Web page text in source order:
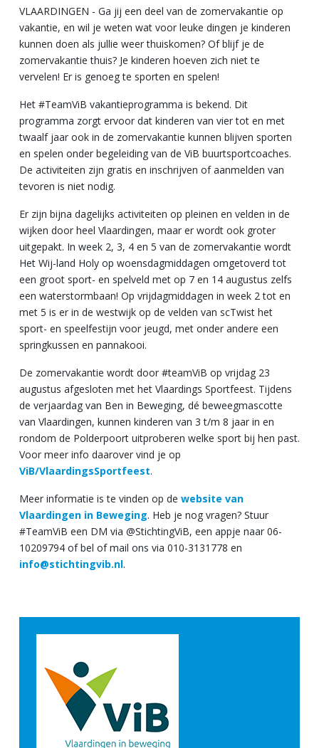
VLAARDINGEN - Ga jij een deel van de zomervakantie op
vakantie, en wil je weten wat voor leuke dingen je kinderen
kunnen doen als jullie weer thuiskomen? Of blijf je de
zomervakantie thuis? Je kinderen hoeven zich niet te
vervelen! Er is genoeg te sporten en spelen!
Het #TeamViB vakantieprogramma is bekend. Dit
programma zorgt ervoor dat kinderen van vier tot en met
twaalf jaar ook in de zomervakantie kunnen blijven sporten
en spelen onder begeleiding van de ViB buurtsportcoaches.
De activiteiten zijn gratis en inschrijven of aanmelden van
tevoren is niet nodig.
Er zijn bijna dagelijks activiteiten op pleinen en velden in de
wijken door heel Vlaardingen, maar er wordt ook groter
uitgepakt. In week 2, 3, 4 en 5 van de zomervakantie wordt
Het Wij-land Holy op woensdagmiddagen omgetoverd tot
een groot sport- en spelveld met op 7 en 14 augustus zelfs
een waterstormbaan! Op vrijdagmiddagen in week 2 tot en
met 5 is er in de westwijk op de velden van scTwist het
sport- en speelfestijn voor jeugd, met onder andere een
springkussen en pannakooi.
De zomervakantie wordt door #teamViB op vrijdag 23
augustus afgesloten met het Vlaardings Sportfeest. Tijdens
de verjaardag van Ben in Beweging, dé beweegmascotte
van Vlaardingen, kunnen kinderen van 3 t/m 8 jaar in en
rondom de Polderpoort uitproberen welke sport bij hen past.
Voor meer info daarover vind je op
ViB/VlaardingsSportfeest.
Meer informatie is te vinden op de website van
Vlaardingen in Beweging. Heb je nog vragen? Stuur
#TeamViB een DM via @StichtingViB, een appje naar 06-
10209794 of bel of mail ons via 010-3131778 en
info@stichtingvib.nl.